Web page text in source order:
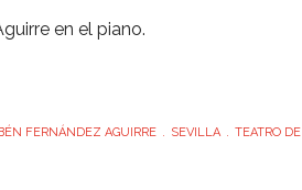
en el piano.
FERNÁNDEZ AGUIRRE SEVILLA
TEATRO DE